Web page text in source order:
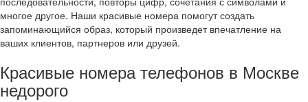
многое другое. Наши красивые номера помогут создать
запоминающийся образ, который произведет впечатление на
ваших клиентов, партнеров или друзей.
Красивые номера телефонов в Москве
недорого